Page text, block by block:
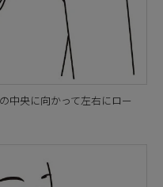
中央に向かって左右にロー